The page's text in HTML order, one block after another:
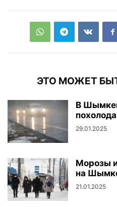
ЭТО МОЖЕТ
В
29.01.2025
Морозы
на
21.01.2025